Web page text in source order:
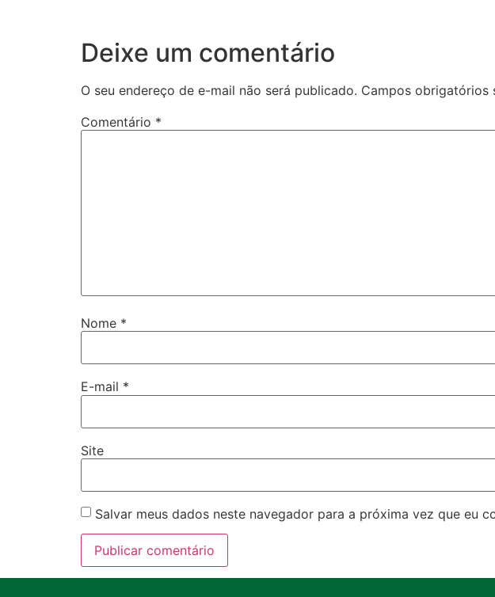
Deixe um comentário
O seu endereço de e-mail não será publicado. Campos obrigatórios
Comentário *
Nome *
E-mail *
Site
Salvar meus dados neste navegador para a próxima vez que eu